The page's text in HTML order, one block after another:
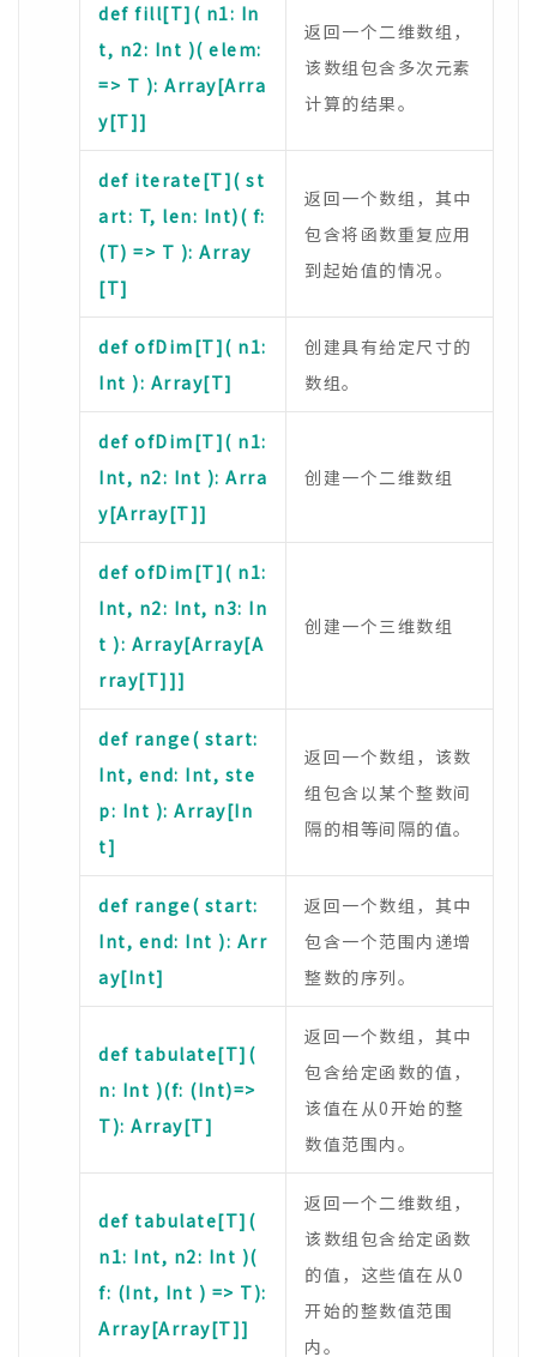
def fill[T]( n1: In
t, n2: Int )( elem:
=> T ): Array[Arra
y[T]]
返回一个二维数组，
该数组包含多次元素
计算的结果。
def iterate[T]( st
art: T, len: Int)( f:
(T) => T ): Array
[T]
返回一个数组，其中
包含将函数重复应用
到起始值的情况。
def ofDim[T]( n1:
Int ): Array[T]
创建具有给定尺寸的
数组。
def ofDim[T]( n1:
Int, n2: Int ): Arra
y[Array[T]]
创建一个二维数组
def ofDim[T]( n1:
Int, n2: Int, n3: In
t ): Array[Array[A
rray[T]]]
创建一个三维数组
def range( start:
Int, end: Int, ste
p: Int ): Array[In
t]
返回一个数组，该数
组包含以某个整数间
隔的相等间隔的值。
def range( start:
Int, end: Int ): Arr
ay[Int]
返回一个数组，其中
包含一个范围内递增
整数的序列。
def tabulate[T](
n: Int )(f: (Int)=>
T): Array[T]
返回一个数组，其中
包含给定函数的值，
该值在从0开始的整
数值范围内。
def tabulate[T](
n1: Int, n2: Int )(
f: (Int, Int ) => T):
Array[Array[T]]
返回一个二维数组，
该数组包含给定函数
的值，这些值在从0
开始的整数值范围
内。